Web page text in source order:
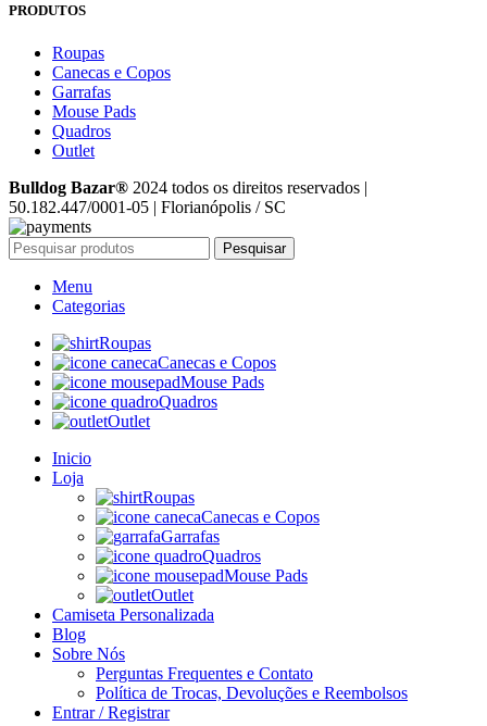
PRODUTOS
Roupas
Canecas e Copos
Garrafas
Mouse Pads
Quadros
Outlet
Bulldog Bazar® 2024 todos os direitos reservados |
50.182.447/0001-05 | Florianópolis / SC
Pesquisar
Menu
Categorias
Roupas
Canecas e Copos
Mouse Pads
Quadros
Outlet
Inicio
Loja
Roupas
Canecas e Copos
Garrafas
Quadros
Mouse Pads
Outlet
Camiseta Personalizada
Blog
Sobre Nós
Perguntas Frequentes e Contato
Política de Trocas, Devoluções e Reembolsos
Entrar / Registrar